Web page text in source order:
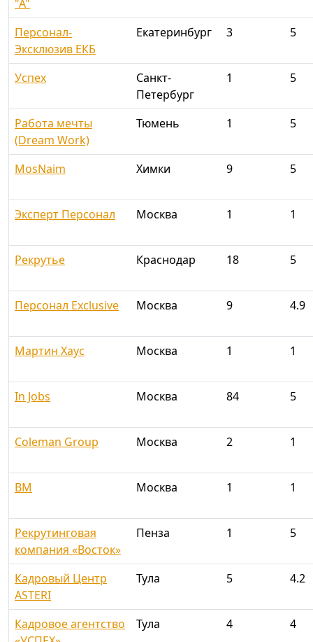
"А"
Персонал-
Эксклюзив ЕКБ
Екатеринбург 3 5
Успех
Санкт-
Петербург
1 5
Работа мечты
(Dream Work)
Тюмень 1 5
MosNaim Химки 9 5
Эксперт Персонал Москва 1 1
Рекрутье Краснодар 18 5
Персонал Exclusive Москва 9 4.9
Мартин Хаус Москва 1 1
In Jobs Москва 84 5
Coleman Group Москва 2 1
BM Москва 1 1
Рекрутинговая
компания «Восток»
Пенза 1 5
Кадровый Центр
ASTERI
Тула 5 4.2
Кадровое агентство
Тула 4 4